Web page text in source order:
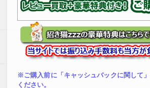
※ご購入前に「キャッシュバックに関して
ください。